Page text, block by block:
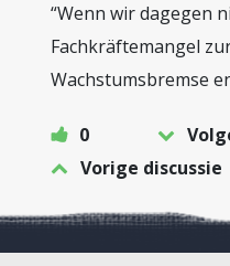
“Wenn wir dagegen
Fachkräftemangel
Wachstumsbremse
0
Vorige discussie